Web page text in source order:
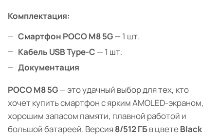
Комплектация:
Смартфон POCO M8 5G— 1 шт.
Кабель USB Type-C — 1 шт.
Документация
POCO M8 5G— это удачный выбор для тех, кто
хочет купить смартфон с ярким AMOLED-экраном,
хорошим запасом памяти, плавной работой и
большой батареей. Версия8/512 ГБв цветеBlack